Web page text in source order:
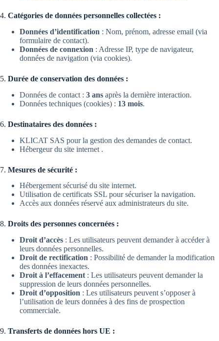
4. Catégories de données personnelles collectées :
Données d’identification : Nom, prénom, adresse email (via
formulaire de contact).
Données de connexion : Adresse IP, type de navigateur,
données de navigation (via cookies).
5. Durée de conservation des données :
Données de contact : 3 ans après la dernière interaction.
Données techniques (cookies) : 13 mois.
6. Destinataires des données :
KLICAT SAS pour la gestion des demandes de contact.
Hébergeur du site internet .
7. Mesures de sécurité :
Hébergement sécurisé du site internet.
Utilisation de certificats SSL pour sécuriser la navigation.
Accès aux données réservé aux administrateurs du site.
8. Droits des personnes concernées :
Droit d’accès : Les utilisateurs peuvent demander à accéder à
leurs données personnelles.
Droit de rectification : Possibilité de demander la modification
des données inexactes.
Droit à l’effacement : Les utilisateurs peuvent demander la
suppression de leurs données personnelles.
Droit d’opposition : Les utilisateurs peuvent s’opposer à
l’utilisation de leurs données à des fins de prospection
commerciale.
9. Transferts de données hors UE :